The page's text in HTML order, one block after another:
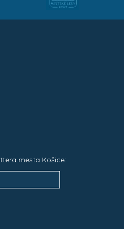
mesta Košice: